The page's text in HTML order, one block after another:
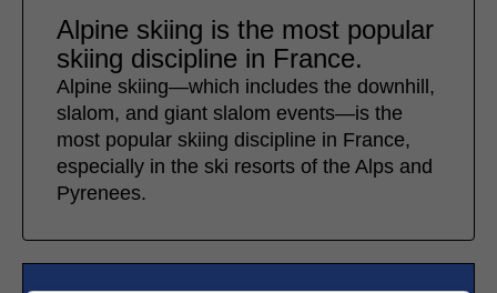
Alpine skiing is the most popular
skiing discipline in France.
Alpine skiing—which includes the downhill,
slalom, and giant slalom events—is the
most popular skiing discipline in France,
especially in the ski resorts of the Alps and
Pyrenees.